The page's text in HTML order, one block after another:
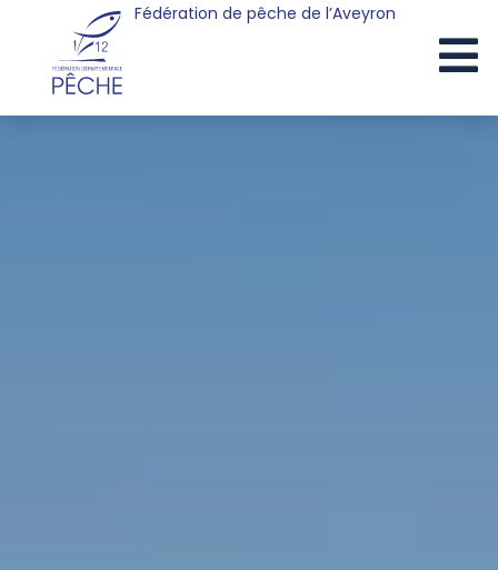
Fédération de pêche de l’Aveyron
Cookies management panel